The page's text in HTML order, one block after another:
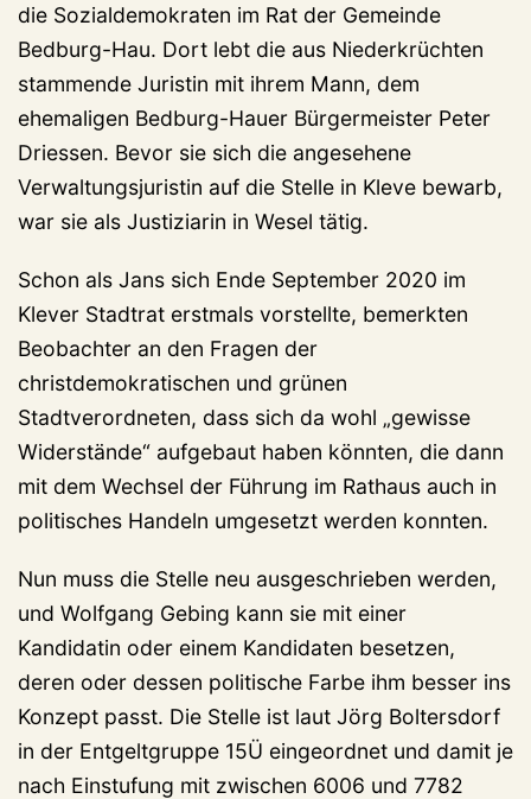
die Sozialdemokraten im Rat der Gemeinde
Bedburg-Hau. Dort lebt die aus Niederkrüchten
stammende Juristin mit ihrem Mann, dem
ehemaligen Bedburg-Hauer Bürgermeister Peter
Driessen. Bevor sie sich die angesehene
Verwaltungsjuristin auf die Stelle in Kleve bewarb,
war sie als Justiziarin in Wesel tätig.
Schon als Jans sich Ende September 2020 im
Klever Stadtrat erstmals vorstellte, bemerkten
Beobachter an den Fragen der
christdemokratischen und grünen
Stadtverordneten, dass sich da wohl „gewisse
Widerstände“ aufgebaut haben könnten, die dann
mit dem Wechsel der Führung im Rathaus auch in
politisches Handeln umgesetzt werden konnten.
Nun muss die Stelle neu ausgeschrieben werden,
und Wolfgang Gebing kann sie mit einer
Kandidatin oder einem Kandidaten besetzen,
deren oder dessen politische Farbe ihm besser ins
Konzept passt. Die Stelle ist laut Jörg Boltersdorf
in der Entgeltgruppe 15Ü eingeordnet und damit je
nach Einstufung mit zwischen 6006 und 7782